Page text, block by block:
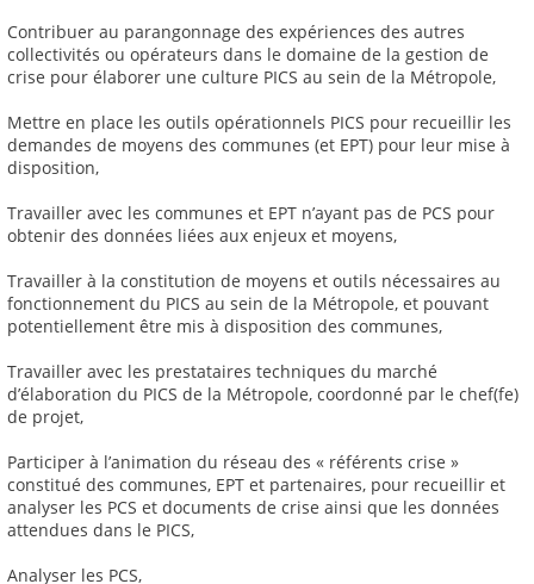
Contribuer au parangonnage des expériences des autres
collectivités ou opérateurs dans le domaine de la gestion de
crise pour élaborer une culture PICS au sein de la Métropole,
Mettre en place les outils opérationnels PICS pour recueillir les
demandes de moyens des communes (et EPT) pour leur mise à
disposition,
Travailler avec les communes et EPT n’ayant pas de PCS pour
obtenir des données liées aux enjeux et moyens,
Travailler à la constitution de moyens et outils nécessaires au
fonctionnement du PICS au sein de la Métropole, et pouvant
potentiellement être mis à disposition des communes,
Travailler avec les prestataires techniques du marché
d’élaboration du PICS de la Métropole, coordonné par le chef(fe)
de projet,
Participer à l’animation du réseau des « référents crise »
constitué des communes, EPT et partenaires, pour recueillir et
analyser les PCS et documents de crise ainsi que les données
attendues dans le PICS,
Analyser les PCS,